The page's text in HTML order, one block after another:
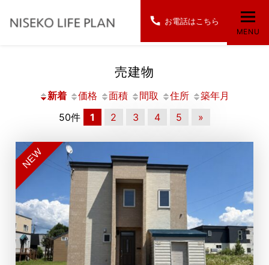
MENU
売建物
新着 価格 面積 間取 住所
築年月
50件
1 2 3 4 5 »
NEW
お電話はこちら